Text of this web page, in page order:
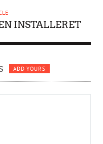
INSTALLERET
ADD YOURS